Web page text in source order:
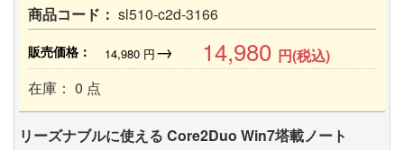
商品コード： sl510-c2d-3166
販売価格： 14,980円→ 14,980 円(税込)
在庫： 0 点
リーズナブルに使える Core2Duo Win7塔載ノート